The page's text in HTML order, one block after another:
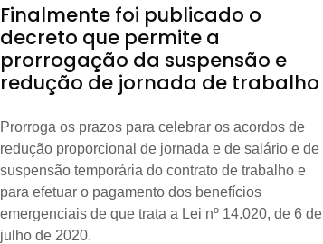
Finalmente foi publicado o
decreto que permite a
prorrogação da suspensão e
redução de jornada de trabalho
Prorroga os prazos para celebrar os acordos de
redução proporcional de jornada e de salário e de
suspensão temporária do contrato de trabalho e
para efetuar o pagamento dos benefícios
emergenciais de que trata a Lei nº 14.020, de 6 de
julho de 2020.